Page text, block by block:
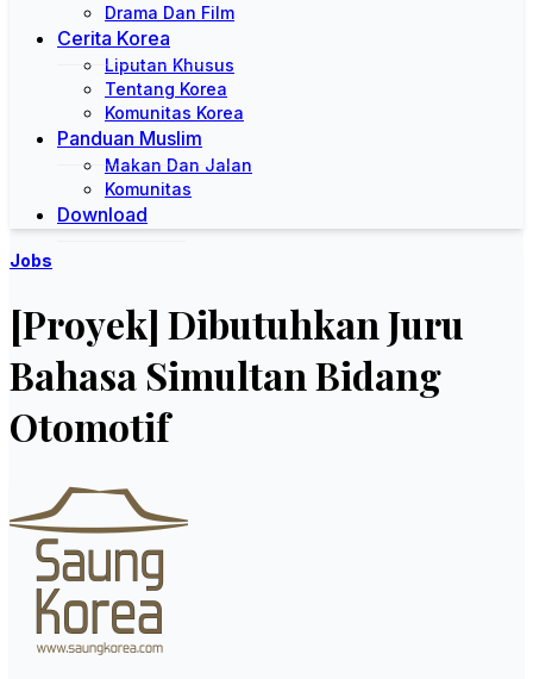
Drama Dan Film
Cerita Korea
Liputan Khusus
Tentang Korea
Komunitas Korea
Panduan Muslim
Makan Dan Jalan
Komunitas
Download
Jobs
[Proyek] Dibutuhkan Juru
Bahasa Simultan Bidang
Otomotif